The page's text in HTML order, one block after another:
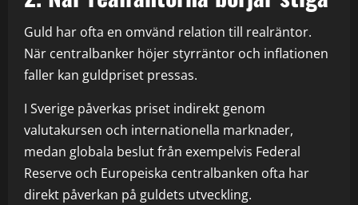
Guld har ofta en omvänd relation till realräntor.
När centralbanker höjer styrräntor och inflationen
faller kan guldpriset pressas.
I Sverige påverkas priset indirekt genom
valutakursen och internationella marknader,
medan globala beslut från exempelvis Federal
Reserve och Europeiska centralbanken ofta har
direkt påverkan på guldets utveckling.